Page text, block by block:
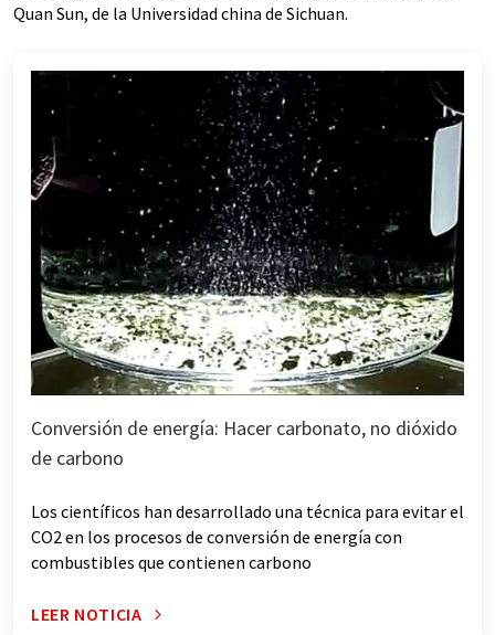
Quan Sun, de la Universidad china de Sichuan.
Conversión de energía: Hacer carbonato, no dióxido
de carbono
Los científicos han desarrollado una técnica para evitar el
CO2 en los procesos de conversión de energía con
combustibles que contienen carbono
LEER NOTICIA